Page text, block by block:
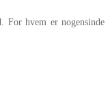
For hvem er nogensinde